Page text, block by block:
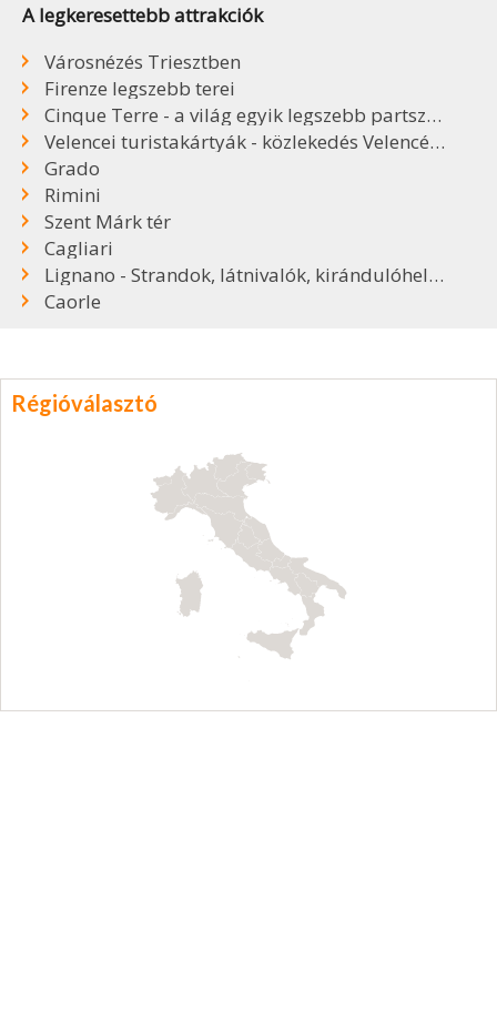
A legkeresettebb attrakciók
Városnézés Triesztben
Firenze legszebb terei
Cinque Terre - a világ egyik legszebb partszakasza
Velencei turistakártyák - közlekedés Velencében
Grado
Rimini
Szent Márk tér
Cagliari
Lignano - Strandok, látnivalók, kirándulóhelyek
Caorle
Régióválasztó